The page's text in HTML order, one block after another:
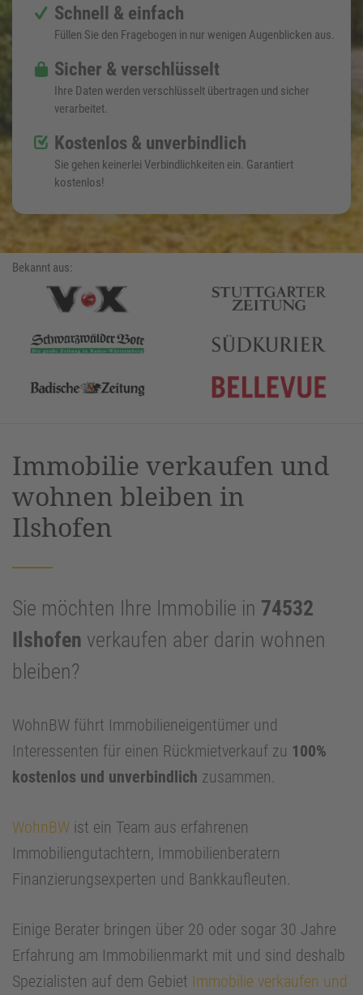
Schnell & einfach
Füllen Sie den Fragebogen in nur wenigen Augenblicken aus.
Sicher & verschlüsselt
Ihre Daten werden verschlüsselt übertragen und sicher
verarbeitet.
Kostenlos & unverbindlich
Sie gehen keinerlei Verbindlichkeiten ein. Garantiert
kostenlos!
Bekannt aus:
Immobilie verkaufen und
wohnen bleiben in
Ilshofen
Sie möchten Ihre Immobilie in 74532
Ilshofen verkaufen aber darin wohnen
bleiben?
WohnBW führt Immobilieneigentümer und
Interessenten für einen Rückmietverkauf zu 100%
kostenlos und unverbindlich zusammen.
WohnBW ist ein Team aus erfahrenen
Immobiliengutachtern, Immobilienberatern
Finanzierungsexperten und Bankkaufleuten.
Einige Berater bringen über 20 oder sogar 30 Jahre
Erfahrung am Immobilienmarkt mit und sind deshalb
Spezialisten auf dem Gebiet Immobilie verkaufen und